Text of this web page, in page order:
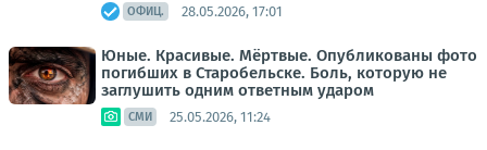
ОФИЦ. 28.05.2026, 17:01
Юные. Красивые. Мёртвые. Опубликованы фото
погибших в Старобельске. Боль, которую не
заглушить одним ответным ударом
СМИ 25.05.2026, 11:24